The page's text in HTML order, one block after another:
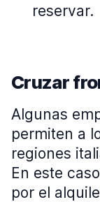
reservar.
Cruzar
Algunas
permiten a
regiones
En este
por el